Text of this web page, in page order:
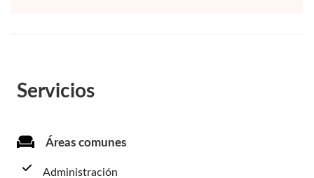
Servicios
Áreas comunes
Administración